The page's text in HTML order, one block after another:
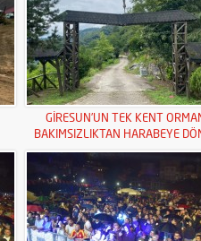
GİRESUN’UN TEK KENT
BAKIMSIZLIKTAN HARABEYE